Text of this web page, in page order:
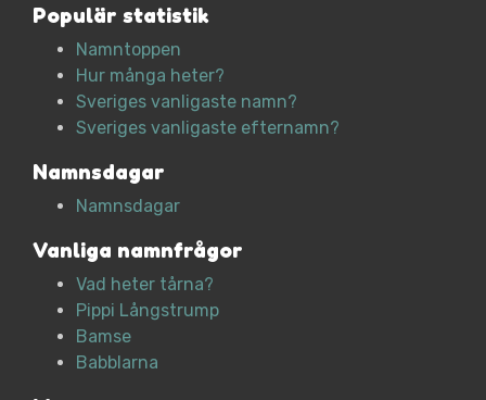
Populär statistik
Namntoppen
Hur många heter?
Sveriges vanligaste namn?
Sveriges vanligaste efternamn?
Namnsdagar
Namnsdagar
Vanliga namnfrågor
Vad heter tårna?
Pippi Långstrump
Bamse
Babblarna